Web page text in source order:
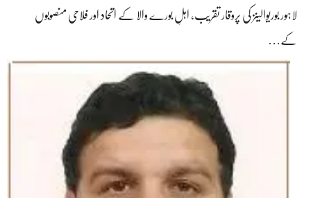
لاہور بوریوالینز کی پروقار تقریب، اہلِ بورے والا کے اتحاد اور فلاحی منصوبوں
کے…